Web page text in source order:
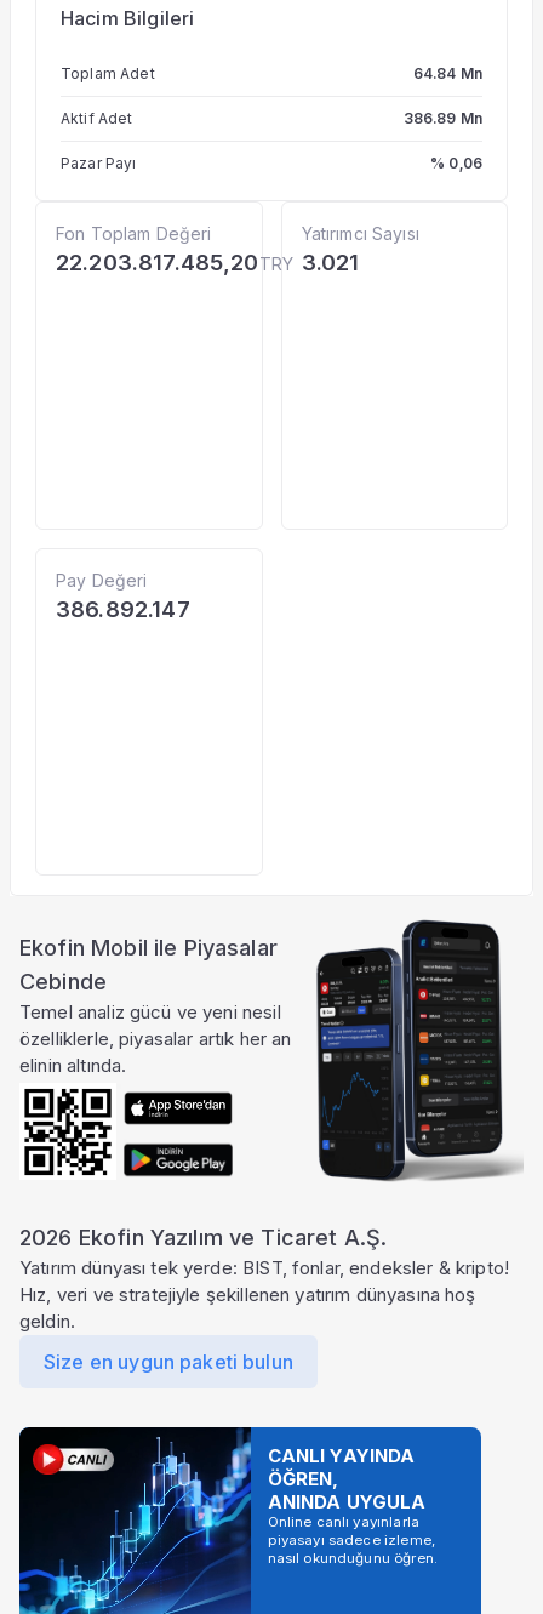
Hacim Bilgileri
Toplam Adet 64.84 Mn
Aktif Adet 386.89 Mn
Pazar Payı % 0,06
Fon Toplam Değeri
22.203.817.485,20TRY
Yatırımcı Sayısı
3.021
Pay Değeri
386.892.147
Ekofin Mobil ile Piyasalar
Cebinde
Temel analiz gücü ve yeni nesil
özelliklerle, piyasalar artık her an
elinin altında.
2026 Ekofin Yazılım ve Ticaret A.Ş.
Yatırım dünyası tek yerde: BIST, fonlar, endeksler & kripto!
Hız, veri ve stratejiyle şekillenen yatırım dünyasına hoş
geldin.
Size en uygun paketi bulun
CANLI YAYINDA
ÖĞREN,
ANINDA UYGULA
Online canlı yayınlarla
piyasayı sadece izleme,
nasıl okunduğunu öğren.